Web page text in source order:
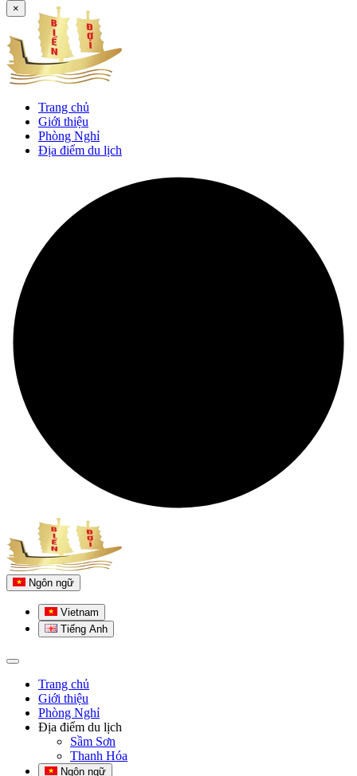
Trang chủ
Giới thiệu
Phòng Nghỉ
Địa điểm du lịch
Ngôn ngữ
Vietnam
Tiếng Anh
Trang chủ
Giới thiệu
Phòng Nghỉ
Địa điểm du lịch
Sầm Sơn
Thanh Hóa
Ngôn ngữ
×